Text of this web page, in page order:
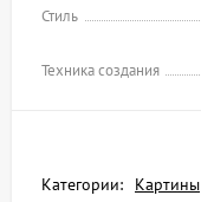
Стиль
Техника создания
Категории: Картины